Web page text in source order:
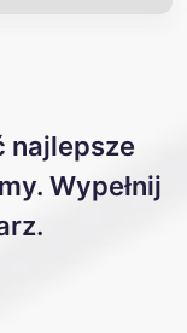
najlepsze
Wypełnij